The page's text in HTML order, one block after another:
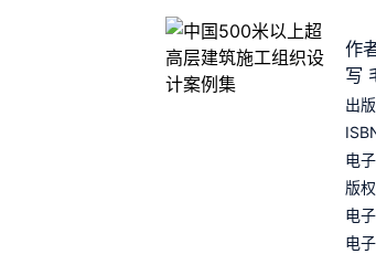
作
写
出版
电
版
电
电